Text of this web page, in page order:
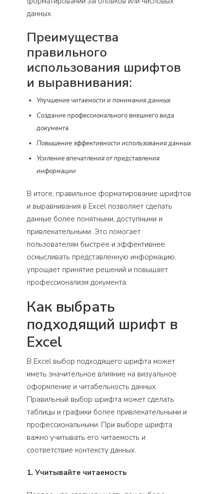
данных.
Преимущества
правильного
использования шрифтов
и выравнивания:
Улучшение читаемости и понимания данных
Создание профессионального внешнего вида
документа
Повышение эффективности использования данных
Усиление впечатления от представления
информации
В итоге, правильное форматирование шрифтов
и выравнивания в Excel позволяет сделать
данные более понятными, доступными и
привлекательными. Это помогает
пользователям быстрее и эффективнее
осмысливать представленную информацию,
упрощает принятие решений и повышает
профессионализм документа.
Как выбрать
подходящий шрифт в
Excel
В Excel выбор подходящего шрифта может
иметь значительное влияние на визуальное
оформление и читабельность данных.
Правильный выбор шрифта может сделать
таблицы и графики более привлекательными и
профессиональными. При выборе шрифта
важно учитывать его читаемость и
соответствие контексту данных.
1. Учитывайте читаемость